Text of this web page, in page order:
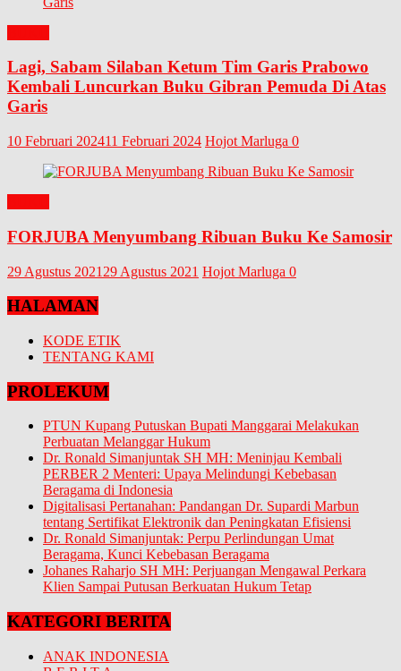
Lagi, Sabam Silaban Ketum Tim Garis Prabowo
Kembali Luncurkan Buku Gibran Pemuda Di Atas
Garis
10 Februari 202411 Februari 2024 Hojot Marluga 0
FORJUBA Menyumbang Ribuan Buku Ke Samosir
29 Agustus 2021 29 Agustus 2021 Hojot Marluga 0
HALAMAN
KODE ETIK
TENTANG KAMI
PROLEKUM
PTUN Kupang Putuskan Bupati Manggarai Melakukan
Perbuatan Melanggar Hukum
Dr. Ronald Simanjuntak SH MH: Meninjau Kembali
PERBER 2 Menteri: Upaya Melindungi Kebebasan
Beragama di Indonesia
Digitalisasi Pertanahan: Pandangan Dr. Supardi Marbun
tentang Sertifikat Elektronik dan Peningkatan Efisiensi
Dr. Ronald Simanjuntak: Perpu Perlindungan Umat
Beragama, Kunci Kebebasan Beragama
Johanes Raharjo SH MH: Perjuangan Mengawal Perkara
Klien Sampai Putusan Berkuatan Hukum Tetap
KATEGORI BERITA
ANAK INDONESIA